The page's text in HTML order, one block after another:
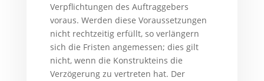
Verpflichtungen des Auftraggebers
voraus. Werden diese Voraussetzungen
nicht rechtzeitig erfüllt, so verlängern
sich die Fristen angemessen; dies gilt
nicht, wenn die Konstrukteins die
Verzögerung zu vertreten hat. Der